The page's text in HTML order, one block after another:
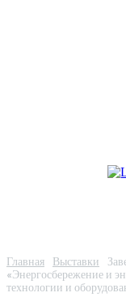
Главная Выставки
«Энергосбережение и
технологии и